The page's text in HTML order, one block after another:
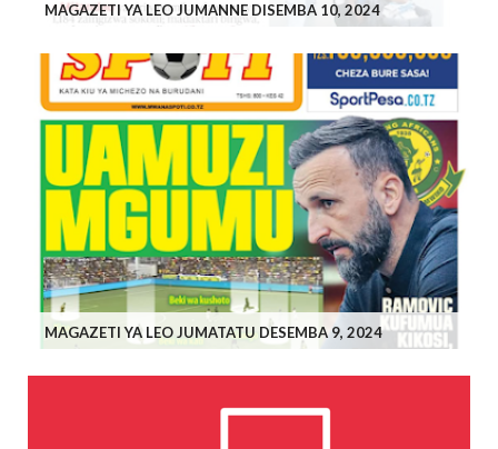
MAGAZETI YA LEO JUMANNE DISEMBA 10, 2024
MAGAZETI YA LEO JUMATATU DESEMBA 9, 2024